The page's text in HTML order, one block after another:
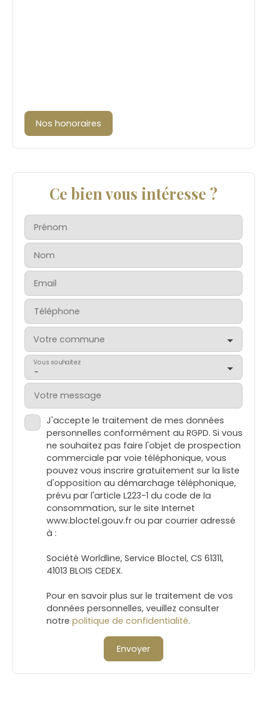
Nos honoraires
Ce bien vous intéresse ?
Prénom
Nom
Email
Téléphone
Votre commune
-
Vous souhaitez
Votre message
J'accepte le traitement de mes données
personnelles conformément au RGPD. Si vous
ne souhaitez pas faire l'objet de prospection
commerciale par voie téléphonique, vous
pouvez vous inscrire gratuitement sur la liste
d'opposition au démarchage téléphonique,
prévu par l'article L223-1 du code de la
consommation, sur le site Internet
www.bloctel.gouv.fr ou par courrier adressé
à :
Société Worldline, Service Bloctel, CS 61311,
41013 BLOIS CEDEX.
Pour en savoir plus sur le traitement de vos
données personnelles, veuillez consulter
notre politique de confidentialité.
Envoyer